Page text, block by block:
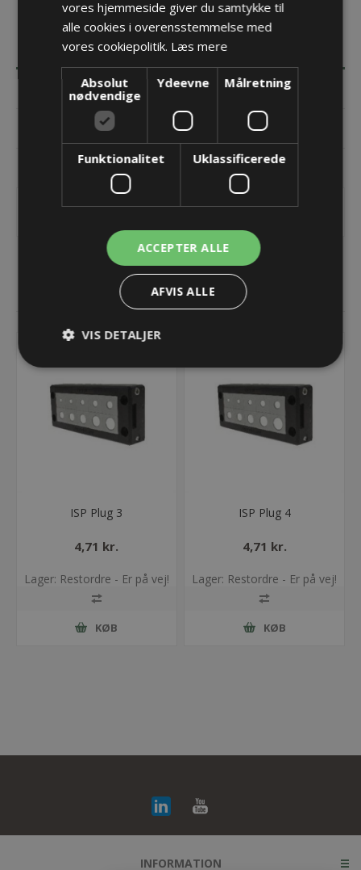
BESKRIVELSE
SPECIFIKATIONER
DOKUMENTER
KONTAKT OS
SPC 3G Modul - single - grå
RELATEREDE PRODUKTER
ISP Plug 3
4,71 kr.
Lager: Restordre - Er på vej!
KØB
ISP Plug 4
4,71 kr.
Lager: Restordre - Er på vej!
KØB
INFORMATION
vores hjemmeside giver du samtykke til
alle cookies i overensstemmelse med
vores cookiepolitik. Læs mere
Absolut
nødvendige
Ydeevne Målretning
Funktionalitet Uklassificerede
ACCEPTER ALLE
AFVIS ALLE
VIS DETALJER